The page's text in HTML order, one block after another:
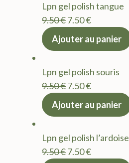
9.50 €.7.50 €.
Lpn gel polish tangue
9.50€Le
prix
9.50 €.
7.50€Le
actuel
7.50 €.
Ajouter au panier
Lpn gel polish souris
9.50€Le
prix
9.50 €.
7.50€Le
actuel
7.50 €.
Ajouter au panier
Lpn gel polish l’ardoise
9.50€Le
7.50€Le